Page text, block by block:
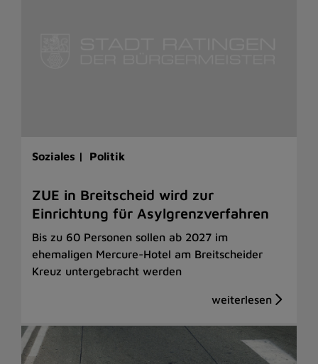
Soziales | Politik
ZUE in Breitscheid wird zur
Einrichtung für Asylgrenzverfahren
Bis zu 60 Personen sollen ab 2027 im
ehemaligen Mercure-Hotel am Breitscheider
Kreuz untergebracht werden